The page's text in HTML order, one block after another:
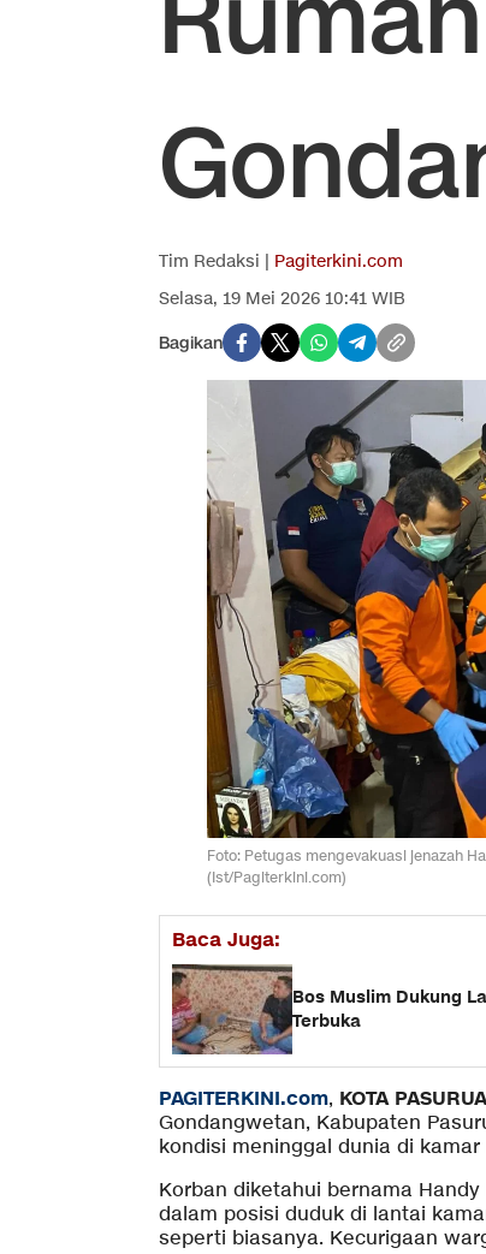
Tim Redaksi | Pagiterkini.com
Selasa, 19 Mei 2026 10:41 WIB
Bagikan
Foto: Petugas mengevakuasi jenazah
(Ist/Pagiterkini.com)
Baca Juga:
Bos Muslim Dukung
Terbuka
PAGITERKINI.com, KOTA
Gondangwetan, Kabupaten
kondisi meninggal dunia di
Korban diketahui bernama
dalam posisi duduk di lantai
seperti biasanya. Kecurigaan